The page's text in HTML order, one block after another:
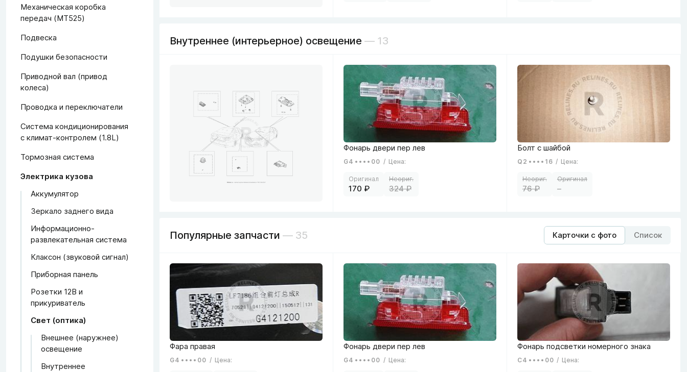
Механическая коробка
передач (MT525)
Подвеска
Подушки безопасности
Приводной вал (привод
колеса)
Проводка и переключатели
Система кондиционирования
с климат-контролем (1.8L)
Тормозная система
Электрика кузова
Аккумулятор
Зеркало заднего вида
Информационно-
развлекательная система
Клаксон (звуковой сигнал)
Приборная панель
Розетки 12В и
прикуриватель
Свет (оптика)
Внешнее (наружнее)
освещение
Внутреннее
Внутреннее (интерьерное) освещение — 13
G4 00 / Цена:
170 324
Q2 16 / Цена:
76 –
Популярные запчасти — 35 Карточки с фото Список
G4 00 / Цена: G4 00 / Цена: C4 00 / Цена: